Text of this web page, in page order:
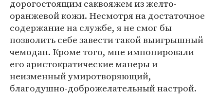
дорогостоящим саквояжем из желто-
оранжевой кожи. Несмотря на достаточное
содержание на службе, я не смог бы
позволить себе завести такой выигрышный
чемодан. Кроме того, мне импонировали
его аристократические манеры и
неизменный умиротворяющий,
благодушно-доброжелательный настрой.